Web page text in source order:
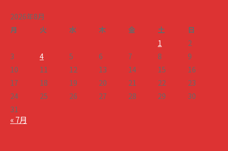
2026年8月
月
火 水 木 金 土
日
1
2
3
4 5 6 7 8
9
10
11 12 13 14 15
16
17
18 19 20 21 22
23
24
25 26 27 28 29
30
31
« 7月